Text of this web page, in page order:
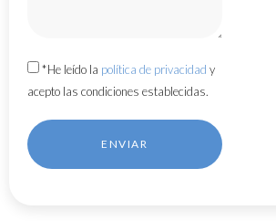
*He leído la política de privacidad y
acepto las condiciones establecidas.
ENVIAR